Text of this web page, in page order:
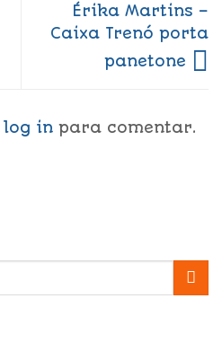
Érika Martins –
Caixa Trenó porta
panetone
log in para comentar.